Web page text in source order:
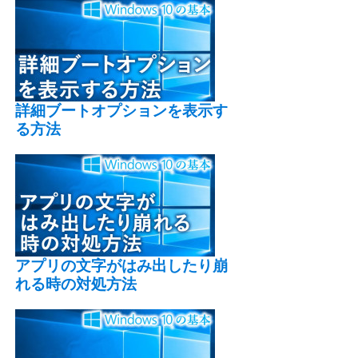
詳細ブートオプションを表示す
る方法
アプリの文字がはみ出したり崩
れる時の対処方法